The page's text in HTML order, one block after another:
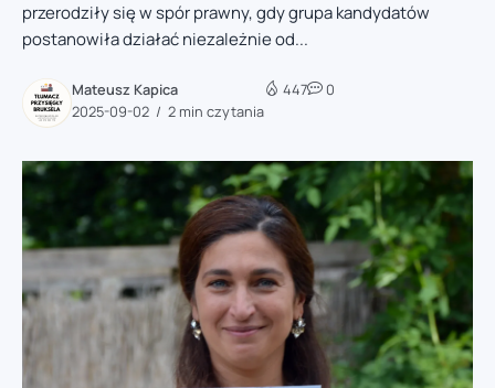
przerodziły się w spór prawny, gdy grupa kandydatów
postanowiła działać niezależnie od...
Mateusz Kapica
2025-09-02
2 min czytania
447 0